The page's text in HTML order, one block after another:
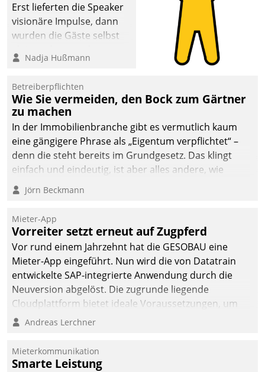
Erst lieferten die Speaker
visionäre Impulse, dann
wurden die Gäste selbst
methodisch
Quartier. Dazwischen
zeigte Datatrain, was es
Neues zu bieten hat.
Nadja Hußmann
Betreiberpflichten
Wie Sie vermeiden, den Bock zum Gärtner
zu machen
In der Immobilienbranche gibt es vermutlich kaum
eine gängigere Phrase als „Eigentum verpflichtet“ –
denn die steht bereits im Grundgesetz. Das klingt
einfach und eindeutig, ist aber alles andere, wie
Branchenbeschäftigte wissen. Denn mit der
Verantwortung folgen Verpflichtungen.
Jörn Beckmann
Mieter-App
Vorreiter setzt erneut auf Zugpferd
Vor rund einem Jahrzehnt hat die GESOBAU eine
Mieter-App eingeführt. Nun wird die von Datatrain
entwickelte SAP-integrierte Anwendung durch die
Neuversion abgelöst. Die zugrunde liegende
Cloudplattform bietet ideale Voraussetzungen, um
die Funktionalität der App zu erweitern und weitere
integrieren.
Andreas Lerchner
Mieterkommunikation
Smarte Leistung